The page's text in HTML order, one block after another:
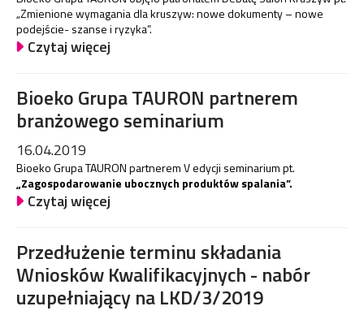
„Zmienione wymagania dla kruszyw: nowe dokumenty – nowe
podejście- szanse i ryzyka”.
Czytaj więcej
Bioeko Grupa TAURON partnerem
branżowego seminarium
16.04.2019
Bioeko Grupa TAURON partnerem V edycji seminarium pt.
„Zagospodarowanie ubocznych produktów spalania”.
Czytaj więcej
Przedłużenie terminu składania
Wniosków Kwalifikacyjnych - nabór
uzupełniający na LKD/3/2019